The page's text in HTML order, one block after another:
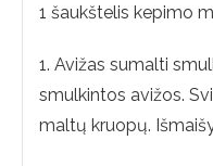
1 šaukštelis kepimo
1. Avižas sumalti
smulkintos avižos.
maltų kruopų.